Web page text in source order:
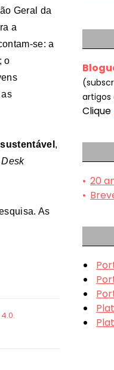
Geral da
a
se: a
o
,
Desk
As
Clique
• 20
•